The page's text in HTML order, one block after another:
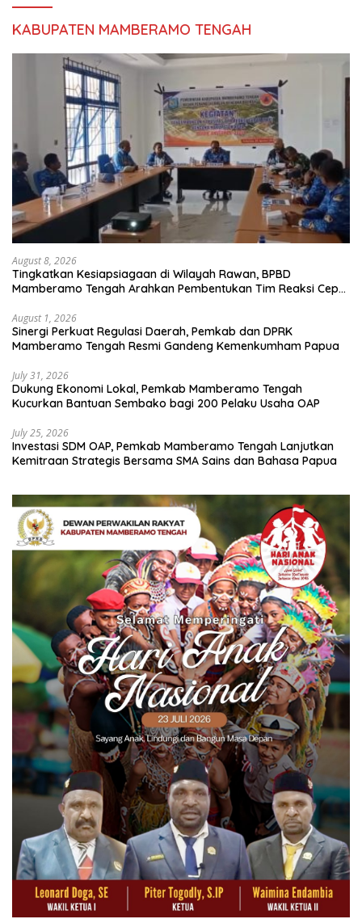
KABUPATEN MAMBERAMO TENGAH
August 8, 2026
Tingkatkan Kesiapsiagaan di Wilayah Rawan, BPBD
Mamberamo Tengah Arahkan Pembentukan Tim Reaksi Cepat
August 1, 2026
Sinergi Perkuat Regulasi Daerah, Pemkab dan DPRK
Mamberamo Tengah Resmi Gandeng Kemenkumham Papua
July 31, 2026
Dukung Ekonomi Lokal, Pemkab Mamberamo Tengah
Kucurkan Bantuan Sembako bagi 200 Pelaku Usaha OAP
July 25, 2026
Investasi SDM OAP, Pemkab Mamberamo Tengah Lanjutkan
Kemitraan Strategis Bersama SMA Sains dan Bahasa Papua